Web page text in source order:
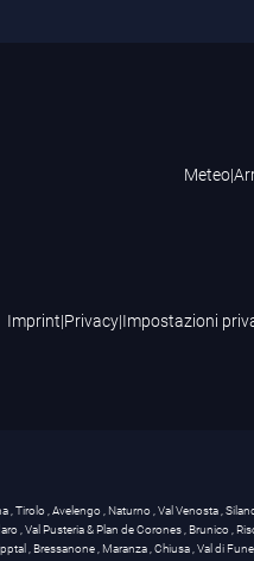
Meteo|
Imprint|Privacy|Impostazioni
,Tirolo,Avelengo, Naturno,Val Venosta,
,Val Pusteria & Plan de Corones, Brunico,
, Bressanone, Maranza,Chiusa,Val di